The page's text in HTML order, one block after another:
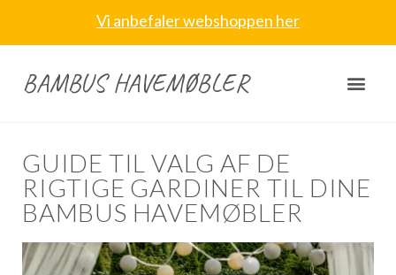
Vi anbefaler webshoppen her
BAMBUS HAVEMØBLER
GUIDE TIL VALG AF DE
RIGTIGE GARDINER TIL DINE
BAMBUS HAVEMØBLER